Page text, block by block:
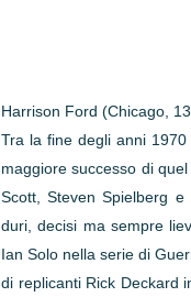
Harrison Ford (Chicago,
Tra la fine degli anni
maggiore successo di
Scott, Steven Spielberg
duri, decisi ma sempre
Ian Solo nella serie di
di replicanti Rick Deckard